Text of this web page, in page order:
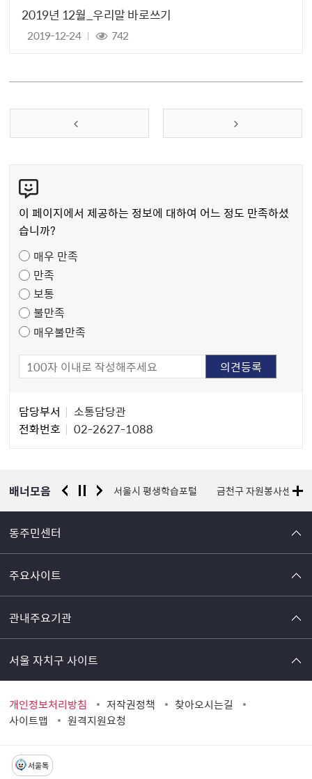
2019년 12월_우리말 바로쓰기
2019-12-24 742
텐
츠
만
도
조
사
이 페이지에서 제공하는 정보에 대하여 어느 정도 만족하셨
습니까?
매우 만족
만족
보통
불만족
매우불만족
자
담당부서
소통담당관
전화번호
02-2627-1088
배너모음
유실물 통합포털 서울시 평생학습포털 금천구 자원봉사센터 국
동주민센터
주요사이트
관내주요기관
서울 자치구 사이트
개인정보처리방침 저작권정책
찾아오시는길
사이트맵
원격지원요청
서울톡